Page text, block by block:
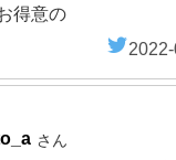
得意の
さん